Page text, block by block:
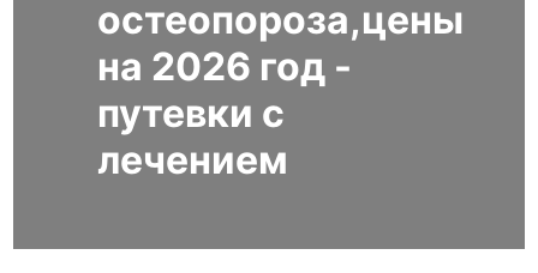
остеопороза,цены
на 2026 год -
путевки с
лечением